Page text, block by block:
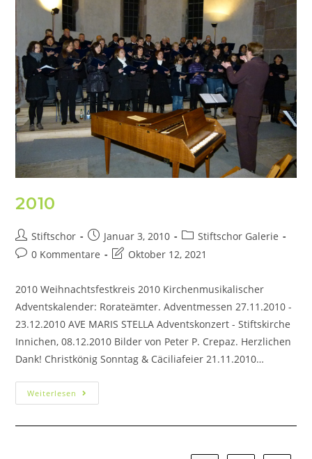
2010
Stiftschor Januar 3, 2010
Stiftschor Galerie
0 Kommentare
Oktober 12, 2021
2010 Weihnachtsfestkreis 2010 Kirchenmusikalischer
Adventskalender: Rorateämter. Adventmessen 27.11.2010 -
23.12.2010 AVE MARIS STELLA Adventskonzert - Stiftskirche
Innichen, 08.12.2010 Bilder von Peter P. Crepaz. Herzlichen
Dank! Christkönig Sonntag & Cäciliafeier 21.11.2010…
Weiterlesen